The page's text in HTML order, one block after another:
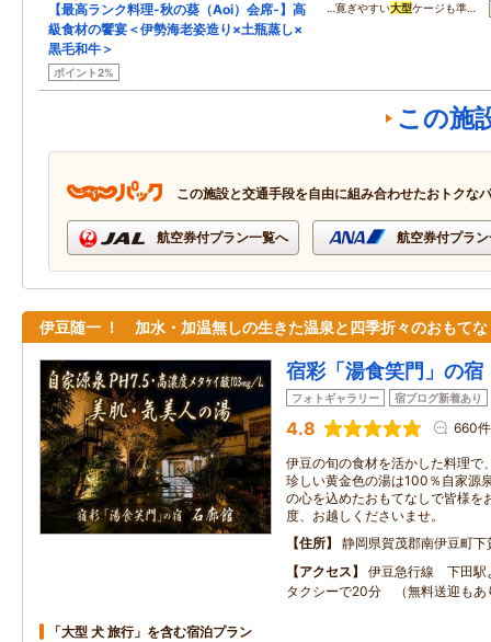
【最高ランク料理-秋の葵（Aoi）会席-】高
級食材の饗宴＜伊勢海老姿造り×土瓶蒸し×
黒毛和牛＞
ポイント2%
…寛ぎやすい大型ケージも準…
この施
この施設と交通手段を自由に組み合わせたおトクな
航空券付プラン一覧へ 航空券付プラ
伊豆随一 ！ 加水・加温無しの生きた温泉と四季折々のおもてな
宿彩「湯食笑門」の
フォトギャラリー 宿ブログ新着あり
4.8 660件
伊豆の旬の食材を活かした料理で
珍しい黄金色の湯は100％自家源
の心を込めたおもてなしで皆様を
度、お越しくださいませ。
住所
静岡県賀茂郡南伊豆町
アクセス
伊豆急行線 下田
タクシーで20分 （無料送迎もあ
「大型 犬 旅行」を含む宿泊プラン